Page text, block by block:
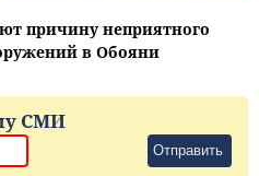
причину неприятного
в Обояни
СМИ
Отправить